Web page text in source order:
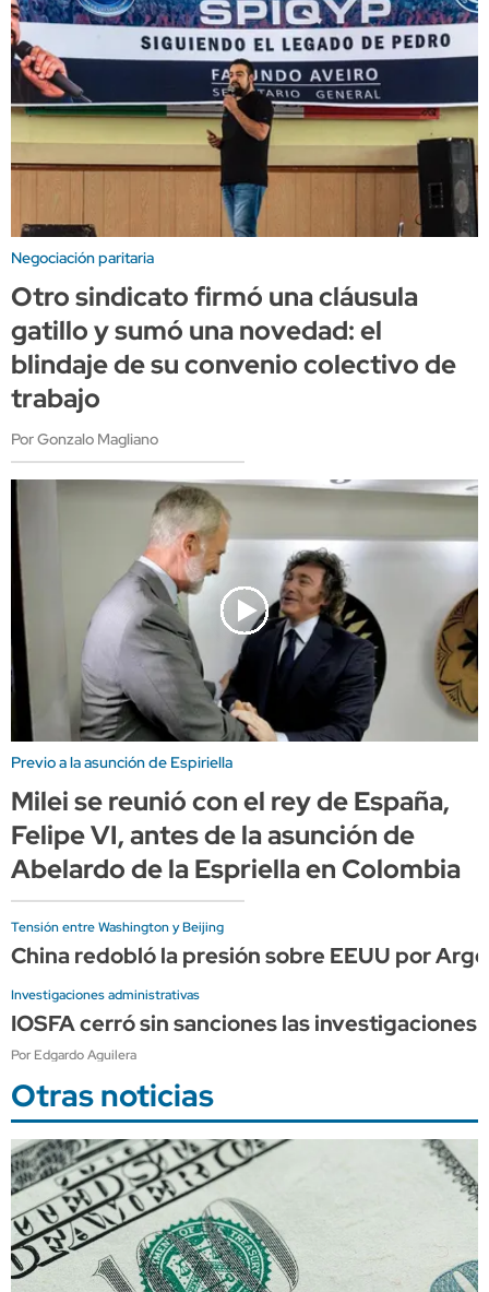
Negociación paritaria
Otro sindicato firmó una cláusula
gatillo y sumó una novedad: el
blindaje de su convenio colectivo de
trabajo
Por Gonzalo Magliano
Previo a la asunción de Espiriella
Milei se reunió con el rey de España,
Felipe VI, antes de la asunción de
Abelardo de la Espriella en Colombia
Tensión entre Washington y Beijing
China redobló la presión sobre EEUU por
Investigaciones administrativas
IOSFA cerró sin sanciones las
Por Edgardo Aguilera
Otras noticias